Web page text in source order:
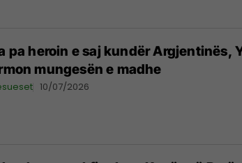
pa heroin e saj kundër Argjentinës,
mungesën e madhe
10/07/2026